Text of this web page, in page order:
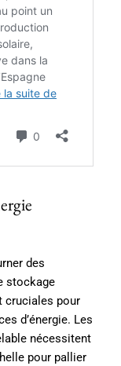
des
stockage
cruciales pour
d’énergie. Les
nécessitent
pour pallier